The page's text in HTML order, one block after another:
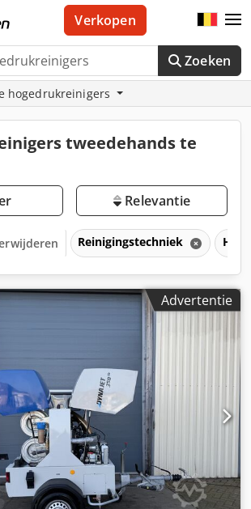
Zoeken
Verkopen
hogedrukreinigers
tweedehands te
Relevantie
Reinigingstechniek
Advertentie